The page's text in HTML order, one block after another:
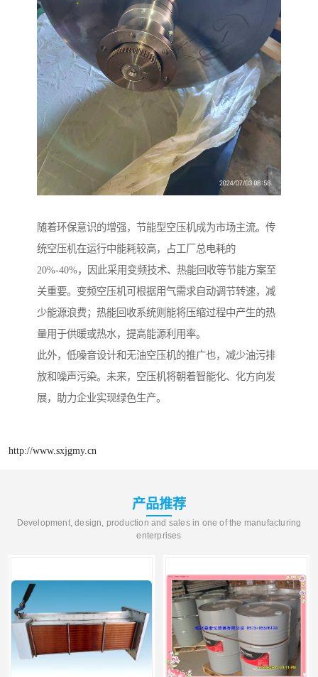
随着环保意识的增强，节能型空压机成为市场主流。传
统空压机在运行中能耗较高，占工厂总电耗的
20%-40%，因此采用变频技术、热能回收等节能方案至
关重要。变频空压机可根据用气需求自动调节转速，减
少能源浪费；热能回收系统则能将压缩过程中产生的热
量用于供暖或热水，提高能源利用率。
此外，低噪音设计和无油空压机的推广也，减少油污排
放和噪声污染。未来，空压机将朝着智能化、化方向发
展，助力企业实现绿色生产。
http://www.sxjgmy.cn
产品推荐
Development, design, production and sales in one of the manufacturing
enterprises